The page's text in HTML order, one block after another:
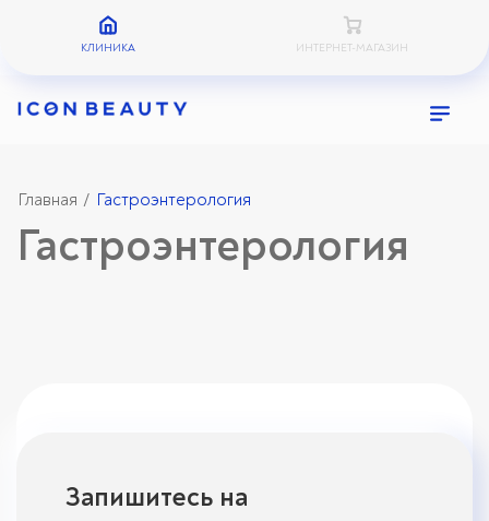
КЛИНИКА ИНТЕРНЕТ-МАГАЗИН
Главная / Гастроэнтерология
Гастроэнтерология
Запишитесь на